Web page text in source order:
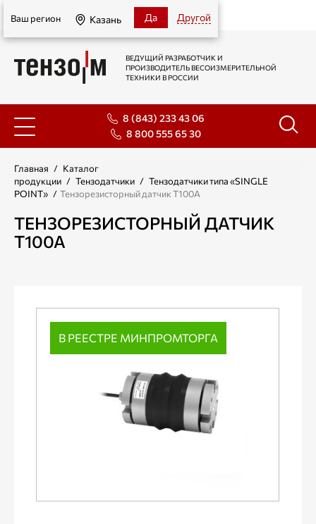
Казань
Ваш регион Казань Да Другой
ВЕДУЩИЙ РАЗРАБОТЧИК И
ПРОИЗВОДИТЕЛЬ ВЕСОИЗМЕРИТЕЛЬНОЙ
ТЕХНИКИ В РОССИИ
8 (843) 233 43 06
8 800 555 65 30
Главная / Каталог
продукции / Тензодатчики / Тензодатчики типа «SINGLE
POINT» / Тензорезисторный датчик Т100А
ТЕНЗОРЕЗИСТОРНЫЙ ДАТЧИК
Т100А
В РЕЕСТРЕ МИНПРОМТОРГА